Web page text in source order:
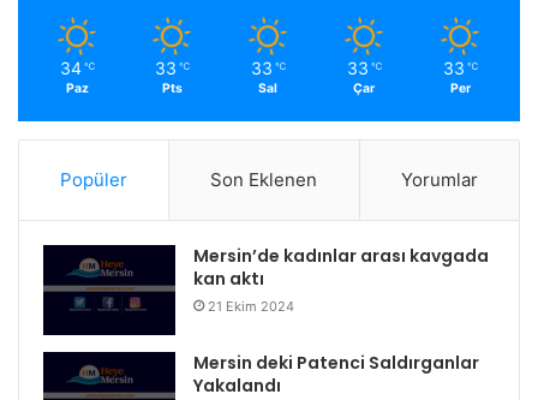
34 ℃
Paz
33 ℃
Pts
33 ℃
Sal
33 ℃
Çar
33 ℃
Per
Popüler Son Eklenen Yorumlar
Mersin’de kadınlar arası kavgada
kan aktı
21 Ekim 2024
Mersin deki Patenci Saldırganlar
Yakalandı